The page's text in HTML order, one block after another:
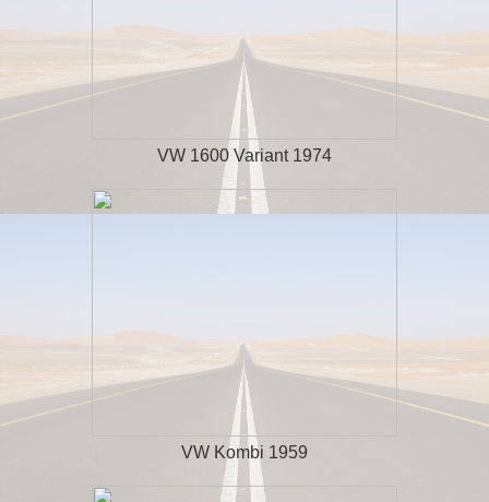
VW 1600 Variant 1974
VW Kombi 1959